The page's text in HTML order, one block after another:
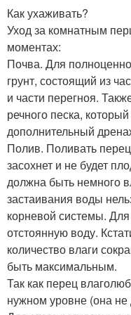
Как ухаживать?
Уход за комнатным
моментах:
Почва. Для
грунт, состоящий из
и части перегноя.
речного песка,
дополнительный
Полив. Поливать
засохнет и не будет
должна быть немного
застаивания воды
корневой системы.
отстоянную воду.
количество влаги
быть максимальным.
Так как перец
нужном уровне (она